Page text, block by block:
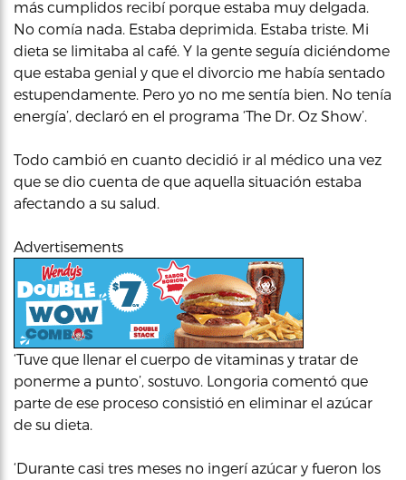
más cumplidos recibí porque estaba muy delgada.
No comía nada. Estaba deprimida. Estaba triste. Mi
dieta se limitaba al café. Y la gente seguía diciéndome
que estaba genial y que el divorcio me había sentado
estupendamente. Pero yo no me sentía bien. No tenía
energía’, declaró en el programa ‘The Dr. Oz Show’.
Todo cambió en cuanto decidió ir al médico una vez
que se dio cuenta de que aquella situación estaba
afectando a su salud.
Advertisements
‘Tuve que llenar el cuerpo de vitaminas y tratar de
ponerme a punto’, sostuvo. Longoria comentó que
parte de ese proceso consistió en eliminar el azúcar
de su dieta.
‘Durante casi tres meses no ingerí azúcar y fueron los